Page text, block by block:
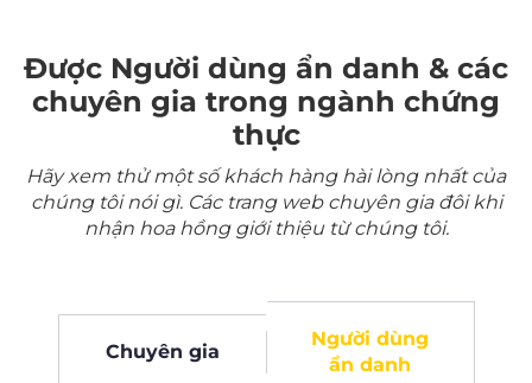
Được Người dùng ẩn danh & các
chuyên gia trong ngành chứng
thực
Hãy xem thử một số khách hàng hài lòng nhất của
chúng tôi nói gì. Các trang web chuyên gia đôi khi
nhận hoa hồng giới thiệu từ chúng tôi.
Chuyên gia
Người dùng
ẩn danh